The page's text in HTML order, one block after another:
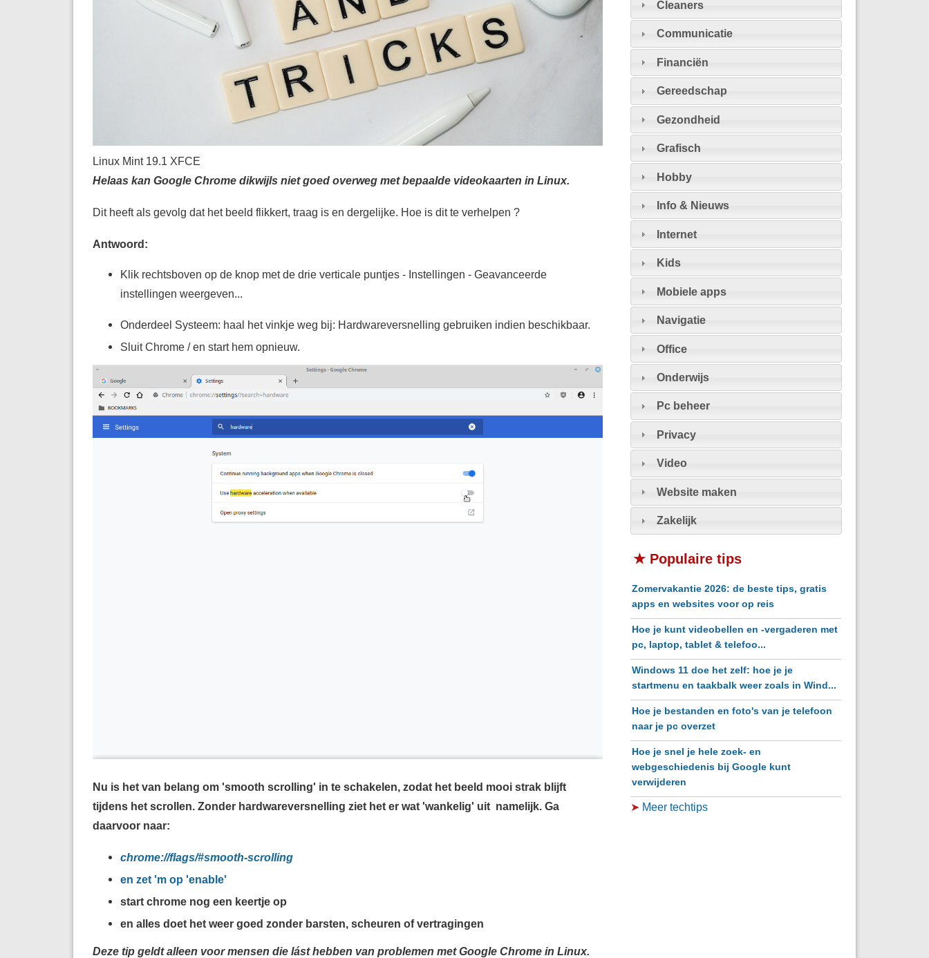
Linux Mint 19.1 XFCE
Helaas kan Google Chrome dikwijls niet goed overweg met bepaalde videokaarten in Linux.
Dit heeft als gevolg dat het beeld flikkert, traag is en dergelijke. Hoe is dit te verhelpen ?
Antwoord:
Klik rechtsboven op de knop met de drie verticale puntjes - Instellingen - Geavanceerde
instellingen weergeven...
Onderdeel Systeem: haal het vinkje weg bij: Hardwareversnelling gebruiken indien beschikbaar.
Sluit Chrome / en start hem opnieuw.
Nu is het van belang om 'smooth scrolling' in te schakelen, zodat het beeld mooi strak blijft
tijdens het scrollen. Zonder hardwareversnelling ziet het er wat 'wankelig' uit namelijk. Ga
daarvoor naar:
chrome://flags/#smooth-scrolling
en zet 'm op 'enable'
start chrome nog een keertje op
en alles doet het weer goed zonder barsten, scheuren of vertragingen
Deze tip geldt alleen voor mensen die lást hebben van problemen met Google Chrome in Linux.
Cleaners
Communicatie
Financiën
Gereedschap
Gezondheid
Grafisch
Hobby
Info & Nieuws
Internet
Kids
Mobiele apps
Navigatie
Office
Onderwijs
Pc beheer
Privacy
Video
Website maken
Zakelijk
★ Populaire tips
Zomervakantie 2026: de beste tips, gratis
apps en websites voor op reis
Hoe je kunt videobellen en -vergaderen met
pc, laptop, tablet & telefoo...
Windows 11 doe het zelf: hoe je je
startmenu en taakbalk weer zoals in Wind...
Hoe je bestanden en foto's van je telefoon
naar je pc overzet
Hoe je snel je hele zoek- en
webgeschiedenis bij Google kunt
verwijderen
➤ Meer techtips